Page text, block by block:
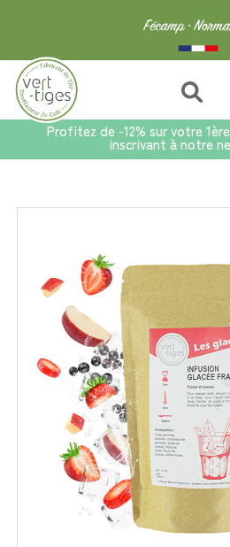
Profitez de -12% sur votre
inscrivant à notre
> Les glacés > Infusion